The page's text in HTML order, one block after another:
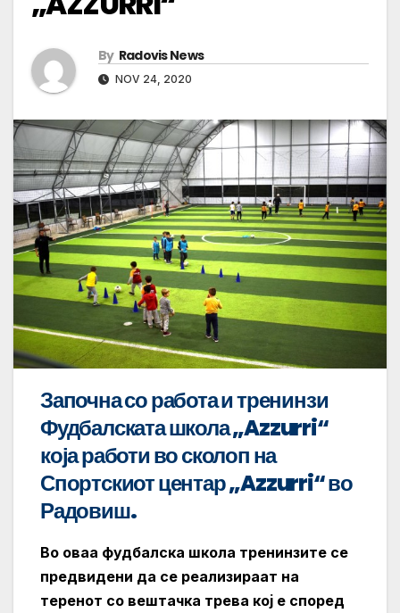
By Radovis News
NOV 24, 2020
Започна со работа и тренинзи
Фудбалската школа „Azzurri“
која работи во сколоп на
Спортскиот центар „Azzurri“ во
Радовиш.
Во оваа фудбалска школа тренинзите се
предвидени да се реализираат на
теренот со вештачка трева кој е според